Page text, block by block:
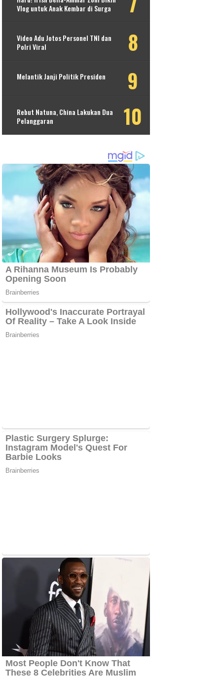
Vlog untuk Anak Kembar di Surga
Video Adu Jotos Personel TNI dan
Polri Viral
Melantik Janji Politik Presiden
Rebut Natuna, China Lakukan Dua
Pelanggaran